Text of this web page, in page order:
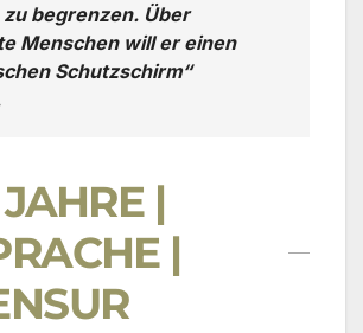
begrenzen. Über
Menschen will er einen
Schutzschirm“
JAHRE |
|